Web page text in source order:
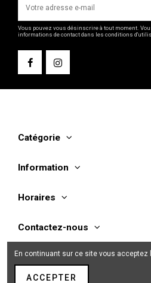
Vous pouvez vous désinscrire à tout moment.
informations de contact dans les conditions
Catégorie
Information
Horaires
Contactez-nous
En continuant sur ce site vous
ACCEPTER